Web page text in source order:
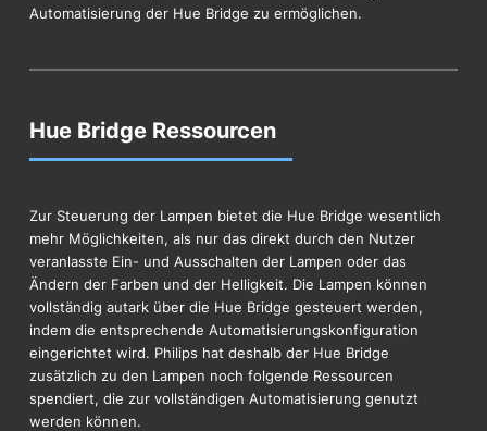
Automatisierung der Hue Bridge zu ermöglichen.
Hue Bridge Ressourcen
Zur Steuerung der Lampen bietet die Hue Bridge wesentlich
mehr Möglichkeiten, als nur das direkt durch den Nutzer
veranlasste Ein- und Ausschalten der Lampen oder das
Ändern der Farben und der Helligkeit. Die Lampen können
vollständig autark über die Hue Bridge gesteuert werden,
indem die entsprechende Automatisierungskonfiguration
eingerichtet wird. Philips hat deshalb der Hue Bridge
zusätzlich zu den Lampen noch folgende Ressourcen
spendiert, die zur vollständigen Automatisierung genutzt
werden können.